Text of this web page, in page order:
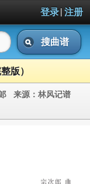
登录| 注册
搜曲谱
版）
来源： 林风记谱